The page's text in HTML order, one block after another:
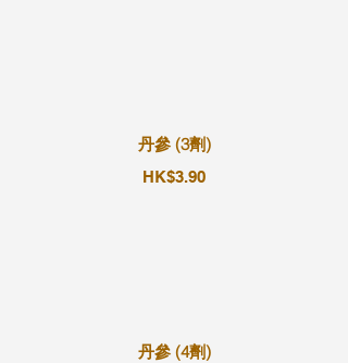
丹參 (3劑)
HK$3.90
丹參 (4劑)